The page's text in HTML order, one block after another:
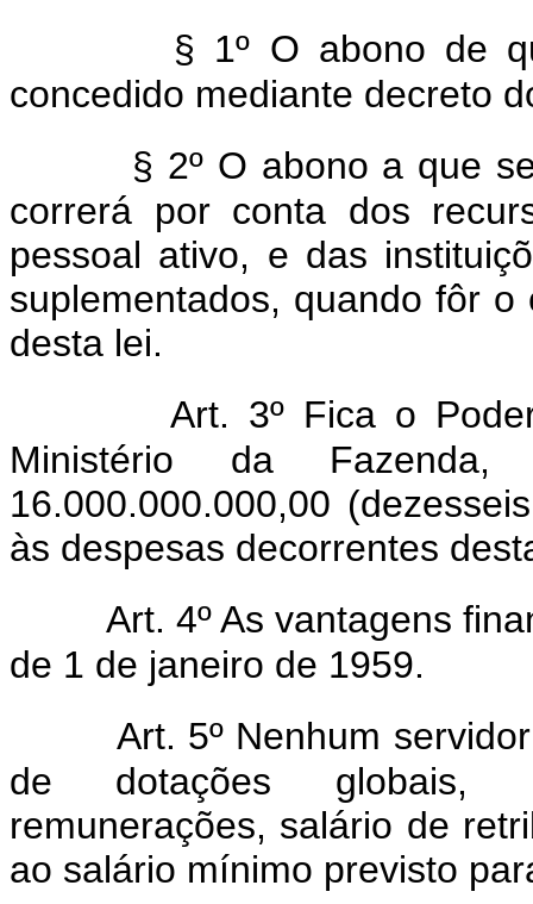
§ 1º O abono de
concedido mediante decreto
§ 2º O abono a que
correrá por conta dos
pessoal ativo, e das
suplementados, quando fôr
desta lei.
Art. 3º Fica o
Ministério da
16.000.000.000,00
às despesas decorrentes
Art. 4º As vantagens
de 1 de janeiro de 1959.
Art. 5º Nenhum
de dotações globais,
remunerações, salário de
ao salário mínimo previsto